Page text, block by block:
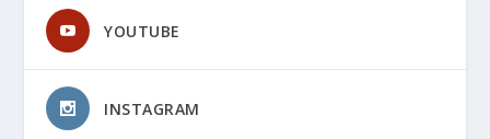
YOUTUBE
INSTAGRAM